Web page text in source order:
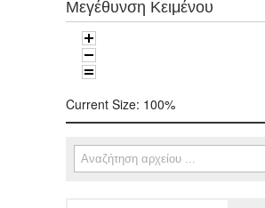
Μεγέθυνση Κειμένου
Current Size: 100%
Φόρμα αναζήτησης
Αναζήτηση